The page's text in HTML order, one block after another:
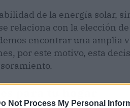
Not Process My Personal
de la energía solar,
relaciona con la elección
encontrar una amplia
por este motivo, esta
para tu hogar